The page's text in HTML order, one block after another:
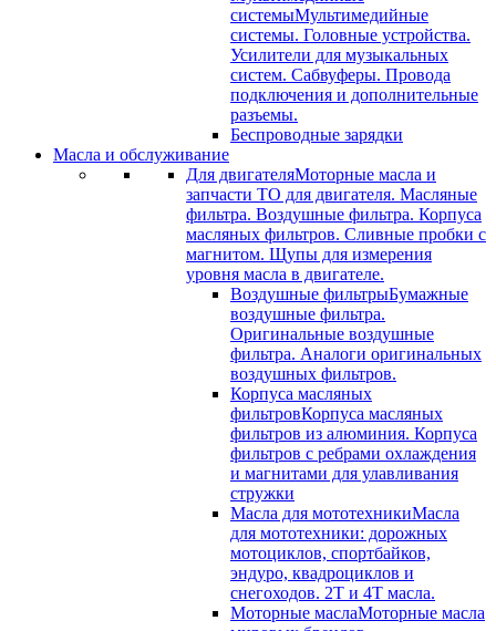
системыМультимедийные
системы. Головные устройства.
Усилители для музыкальных
систем. Сабвуферы. Провода
подключения и дополнительные
разъемы.
Беспроводные зарядки
Масла и обслуживание
Для двигателяМоторные масла и
запчасти ТО для двигателя. Масляные
фильтра. Воздушные фильтра. Корпуса
масляных фильтров. Сливные пробки с
магнитом. Щупы для измерения
уровня масла в двигателе.
Воздушные фильтрыБумажные
воздушные фильтра.
Оригинальные воздушные
фильтра. Аналоги оригинальных
воздушных фильтров.
Корпуса масляных
фильтровКорпуса масляных
фильтров из алюминия. Корпуса
фильтров с ребрами охлаждения
и магнитами для улавливания
стружки
Масла для мототехникиМасла
для мототехники: дорожных
мотоциклов, спортбайков,
эндуро, квадроциклов и
снегоходов. 2T и 4T масла.
Моторные маслаМоторные масла